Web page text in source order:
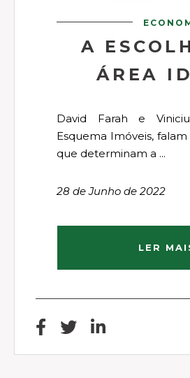
A
ÁREA
David Farah e Vinicius Nageishi, da
Esquema Imóveis,
que determinam a ...
28 de Junho de 2022
LER